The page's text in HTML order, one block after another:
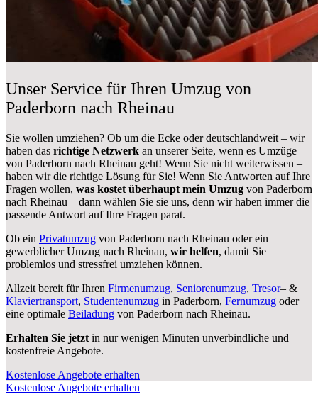
Unser Service für Ihren Umzug von
Paderborn nach Rheinau
Sie wollen umziehen? Ob um die Ecke oder deutschlandweit – wir
haben das richtige Netzwerk an unserer Seite, wenn es Umzüge
von Paderborn nach Rheinau geht! Wenn Sie nicht weiterwissen –
haben wir die richtige Lösung für Sie! Wenn Sie Antworten auf Ihre
Fragen wollen, was kostet überhaupt mein Umzug von Paderborn
nach Rheinau – dann wählen Sie sie uns, denn wir haben immer die
passende Antwort auf Ihre Fragen parat.
Ob ein Privatumzug von Paderborn nach Rheinau oder ein
gewerblicher Umzug nach Rheinau, wir helfen, damit Sie
problemlos und stressfrei umziehen können.
Allzeit bereit für Ihren Firmenumzug, Seniorenumzug, Tresor– &
Klaviertransport, Studentenumzug in Paderborn, Fernumzug oder
eine optimale Beiladung von Paderborn nach Rheinau.
Erhalten Sie jetzt in nur wenigen Minuten unverbindliche und
kostenfreie Angebote.
Kostenlose Angebote erhalten
Kostenlose Angebote erhalten